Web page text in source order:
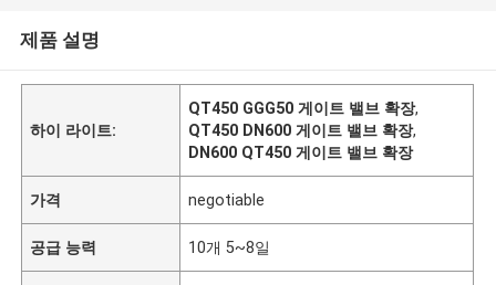
제품 설명
하이 라이트:
QT450 GGG50 게이트 밸브 확장,
QT450 DN600 게이트 밸브 확장,
DN600 QT450 게이트 밸브 확장
가격 negotiable
공급 능력 10개 5~8일